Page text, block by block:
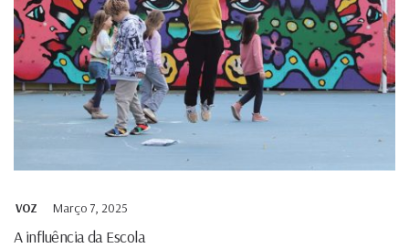
VOZ Março 7, 2025
A influência da Escola